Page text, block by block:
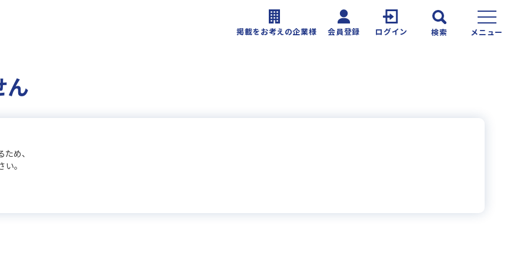
掲載をお考えの企業様 会員登録 ログイン 検索 メニュー
ん
め、
。